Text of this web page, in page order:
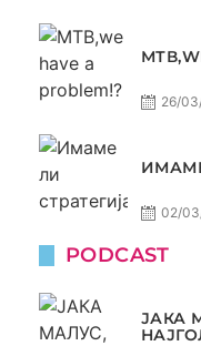
26/
02/
PODCAST
ЈАКА